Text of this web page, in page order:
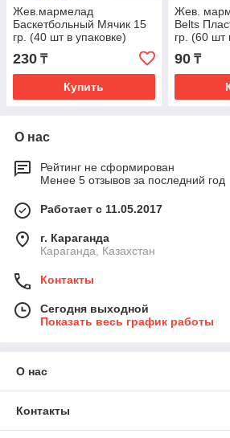
Жев.мармелад
Баскетбольный Мячик 15
гр. (40 шт в упаковке)
230 ₸
Купить
Жев.
Belts
гр. (60 шт
90₸
О нас
Рейтинг не сформирован
Менее 5 отзывов за последний год
Работает с 11.05.2017
г. Караганда
Караганда, Казахстан
Контакты
Сегодня выходной
Показать весь график работы
О нас
Контакты